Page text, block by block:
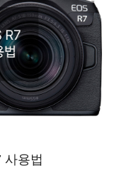
사용법